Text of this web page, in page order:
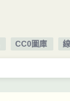
CC0圖庫